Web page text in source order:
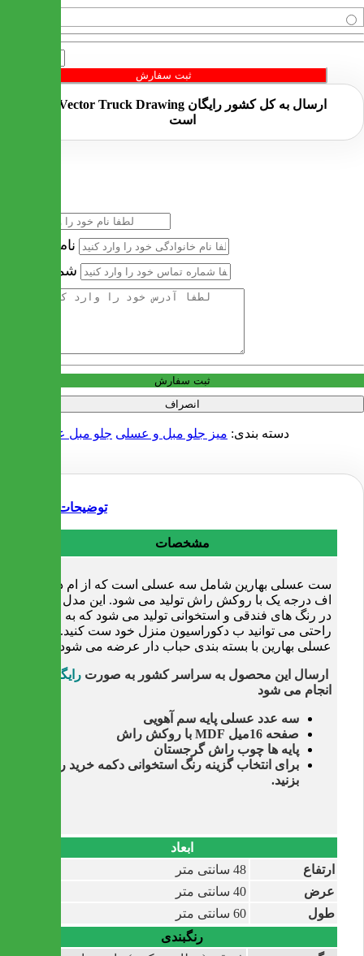
ثبت سفارش
ارسال به کل کشور رایگان
است
نام خانوادگی
شماره تماس
ثبت سفارش
انصراف
دسته بندی: میز جلو مبل و عسلی جلو مبل عسلی چوبی
توضیحات
مشخصات
ست عسلی بهارین شامل سه عسلی است که از ام دی
اف درجه یک با روکش راش تولید می شود. این مدل زیبا
در رنگ های فندقی و استخوانی تولید می شود که به
راحتی می توانید ب دکوراسیون منزل خود ست کنید.
عسلی بهارین با بسته بندی حباب دار عرضه می شود.
ارسال این محصول به سراسر کشور به صورت رایگان
انجام می شود
سه عدد عسلی پایه سم آهویی
صفحه 16میل MDF با روکش راش
پايه ها چوب راش گرجستان
برای انتخاب گزینه رنگ استخوانی دکمه خرید را
بزنید.
ابعاد
ارتفاع
48 سانتی متر
عرض
40 سانتی متر
طول
60 سانتی متر
رنگبندی